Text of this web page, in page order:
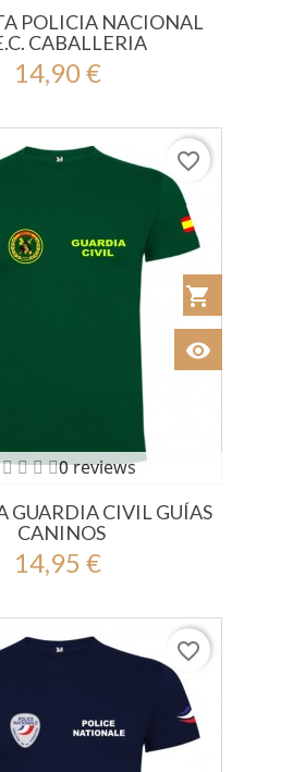
POLICIA NACIONAL
CABALLERIA
14,90 €
0 reviews
GUARDIA CIVIL GUÍAS
CANINOS
14,95 €
shopping_cart
visibility
favorite_border
favorite_border